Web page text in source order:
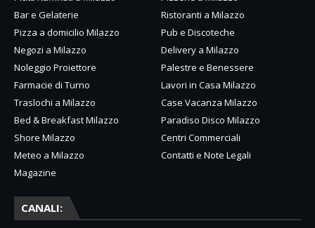
Bar e Gelaterie
Ristoranti a Milazzo
Pizza a domicilio Milazzo
Pub e Discoteche
Negozi a Milazzo
Delivery a Milazzo
Noleggio Proiettore
Palestre e Benessere
Farmacie di Turno
Lavori in Casa Milazzo
Traslochi a Milazzo
Case Vacanza Milazzo
Bed & Breakfast Milazzo
Paradiso Disco Milazzo
Shore Milazzo
Centri Commerciali
Meteo a Milazzo
Contatti e Note Legali
Magazine
CANALI: